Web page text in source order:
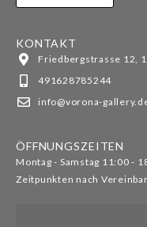
KONTAKT
Friedbergstrasse 12,
491628785244
info@vorona-
ÖFFNUNGSZEITEN
Montag - Samstag 11:00 -
Zeitpunkten nach